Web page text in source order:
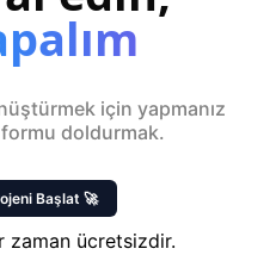
için yapmanız
doldurmak.
Başlat 🚀
zaman ücretsizdir.